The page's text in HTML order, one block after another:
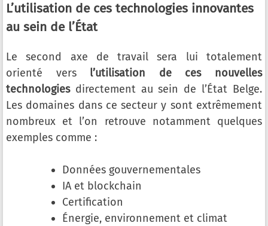
L’utilisation de ces technologies innovantes
au sein de l’État
Le second axe de travail sera lui totalement
orienté vers l’utilisation de ces nouvelles
technologiesdirectement au sein de l’État Belge.
Les domaines dans ce secteur y sont extrêmement
nombreux et l’on retrouve notamment quelques
exemples comme :
Données gouvernementales
IA et blockchain
Certification
Énergie, environnement et climat